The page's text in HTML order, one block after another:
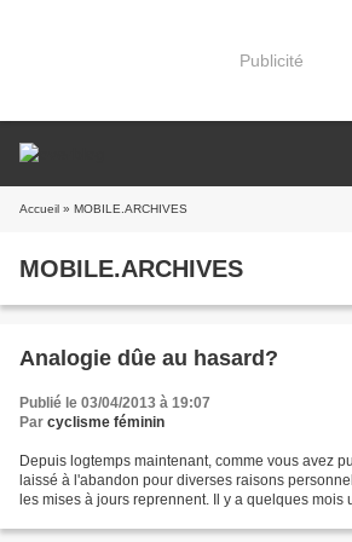
Publicité
Accueil » MOBILE.ARCHIVES
MOBILE.ARCHIVES
Analogie dûe au hasard?
Publié le 03/04/2013 à 19:07
Par cyclisme féminin
Depuis logtemps maintenant, comme vous avez
laissé à l'abandon pour diverses raisons
les mises à jours reprennent. Il y a quelques mois